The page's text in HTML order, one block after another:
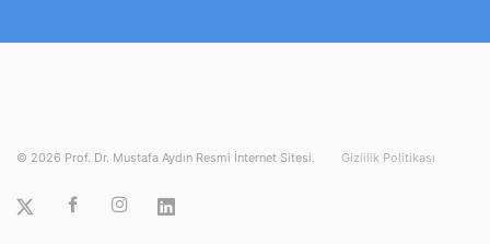
© 2026 Prof. Dr. Mustafa Aydın Resmi İnternet Sitesi. Gizlilik Politikası